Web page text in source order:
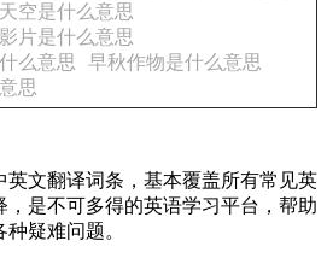
空是什么意思
片是什么意思
么意思
早秋作物是什么意思
思
英文翻译词条，基本覆盖所有常见英
是不可多得的英语学习平台，帮助
疑难问题。